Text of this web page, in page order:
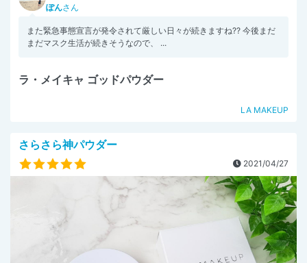
ぽんさん
また緊急事態宣言が発令されて厳しい日々が続きますね?? 今後まだ
まだマスク生活が続きそうなので、 ...
ラ・メイキャ ゴッドパウダー
LA MAKEUP
さらさら神パウダー
2021/04/27